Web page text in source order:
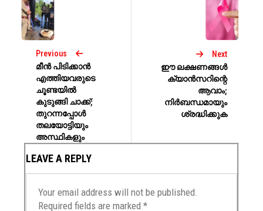
Previous
മീൻ പിടിക്കാൻ
എത്തിയവരുടെ
ചൂണ്ടയിൽ
കുടുങ്ങി ചാക്ക്;
തുറന്നപ്പോൾ
തലയോട്ടിയും
അസ്ഥികളും
Next
ഈ ലക്ഷണങ്ങള്‍
ക്യാന്‍സറിന്റെ
ആവാം;
നിര്‍ബന്ധമായും
ശ്രദ്ധിക്കുക
LEAVE A REPLY
Your email address will not be published.
Required fields are marked*